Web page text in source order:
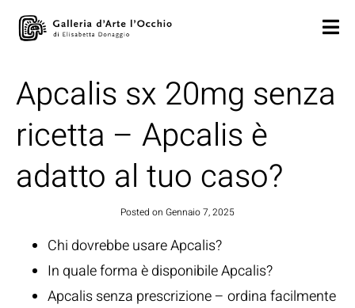
Apcalis sx 20mg senza
ricetta – Apcalis è
adatto al tuo caso?
Posted on Gennaio 7, 2025
Chi dovrebbe usare Apcalis?
In quale forma è disponibile Apcalis?
Apcalis senza prescrizione – ordina facilmente